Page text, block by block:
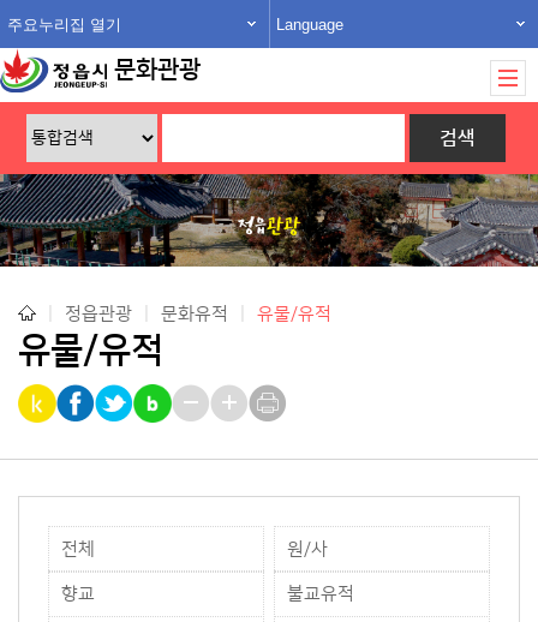
주요누리집 열기 Language
문화관광
정읍관광 문화유적 유물/유적
유물/유적
전체 원/사
향교 불교유적